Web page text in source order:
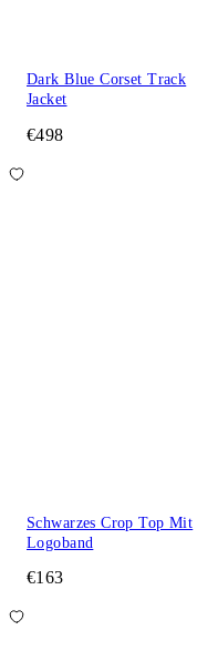
Dark Blue Corset Track
Jacket
€498
Schwarzes Crop Top Mit
Logoband
€163